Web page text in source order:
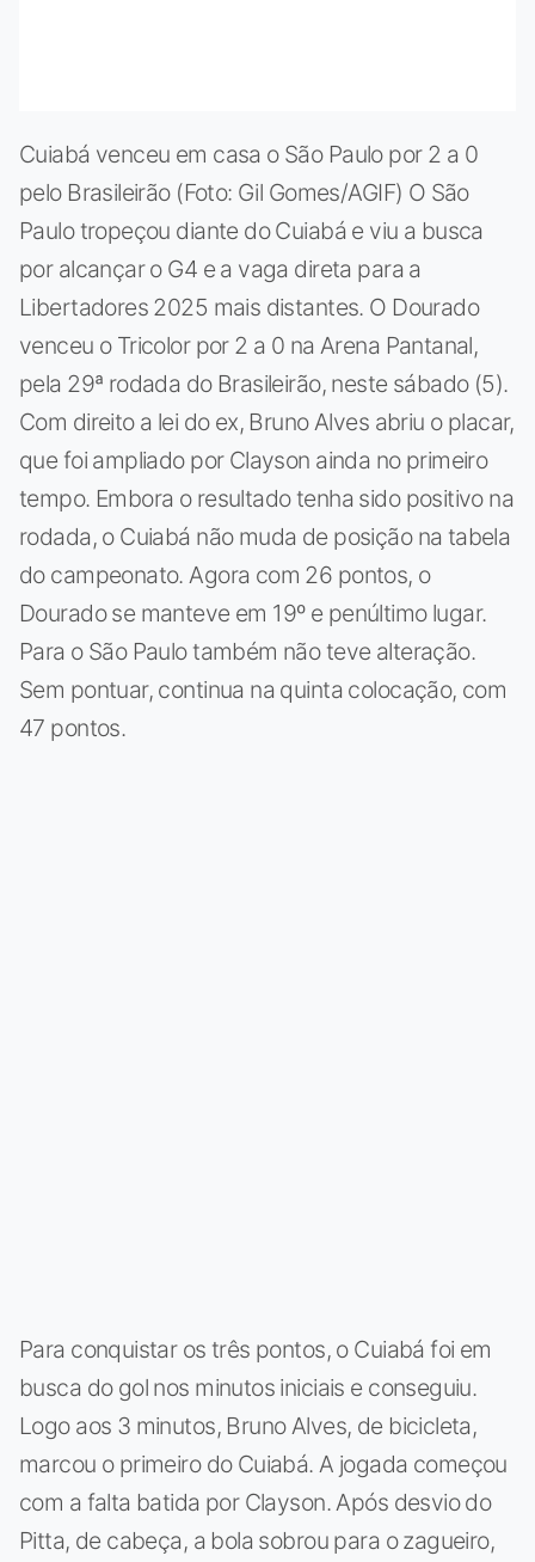
Cuiabá venceu em casa o São Paulo por 2 a 0
pelo Brasileirão (Foto: Gil Gomes/AGIF) O São
Paulo tropeçou diante do Cuiabá e viu a busca
por alcançar o G4 e a vaga direta para a
Libertadores 2025 mais distantes. O Dourado
venceu o Tricolor por 2 a 0 na Arena Pantanal,
pela 29ª rodada do Brasileirão, neste sábado (5).
Com direito a lei do ex, Bruno Alves abriu o placar,
que foi ampliado por Clayson ainda no primeiro
tempo. Embora o resultado tenha sido positivo na
rodada, o Cuiabá não muda de posição na tabela
do campeonato. Agora com 26 pontos, o
Dourado se manteve em 19º e penúltimo lugar.
Para o São Paulo também não teve alteração.
Sem pontuar, continua na quinta colocação, com
47 pontos.
Para conquistar os três pontos, o Cuiabá foi em
busca do gol nos minutos iniciais e conseguiu.
Logo aos 3 minutos, Bruno Alves, de bicicleta,
marcou o primeiro do Cuiabá. A jogada começou
com a falta batida por Clayson. Após desvio do
Pitta, de cabeça, a bola sobrou para o zagueiro,